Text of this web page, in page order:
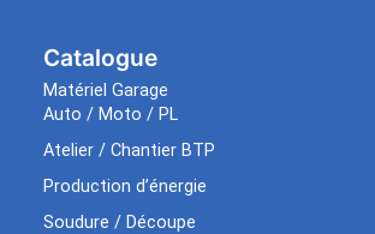
Catalogue
Matériel Garage
Auto / Moto / PL
Atelier / Chantier BTP
Production d’énergie
Soudure / Découpe